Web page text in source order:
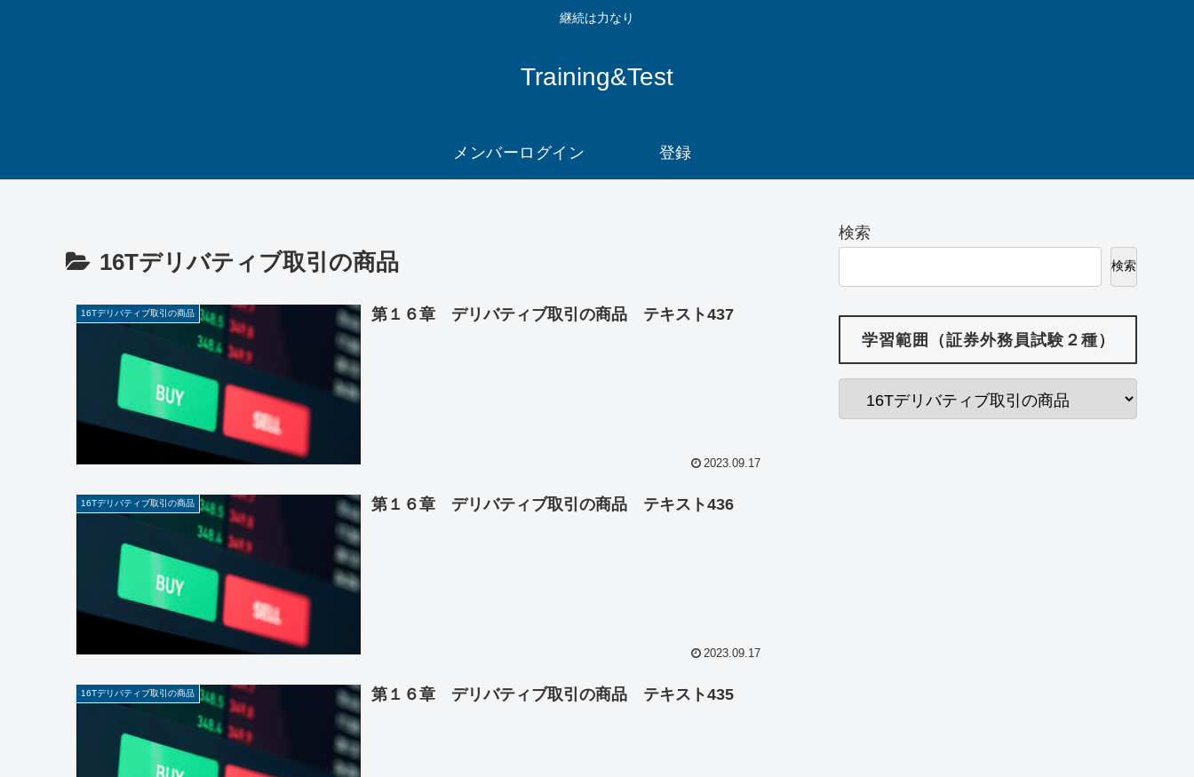
継続は力なり
Training&Test
メンバーログイン 登録
16Tデリバティブ取引の商品
16Tデリバティブ取引の商品 第１６章 デリバティブ取引の商品 テキスト437
2023.09.17
16Tデリバティブ取引の商品 第１６章 デリバティブ取引の商品 テキスト436
2023.09.17
16Tデリバティブ取引の商品 第１６章 デリバティブ取引の商品 テキスト435
検索
検索
学習範囲（証券外務員試験２種）